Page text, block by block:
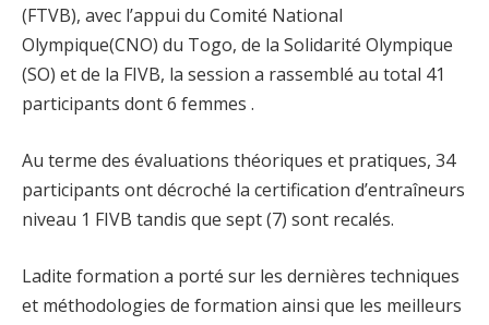
(FTVB), avec l’appui du Comité National
Olympique(CNO) du Togo, de la Solidarité Olympique
(SO) et de la FIVB, la session a rassemblé au total 41
participants dont 6 femmes .
Au terme des évaluations théoriques et pratiques, 34
participants ont décroché la certification d’entraîneurs
niveau 1 FIVB tandis que sept (7) sont recalés.
Ladite formation a porté sur les dernières techniques
et méthodologies de formation ainsi que les meilleurs